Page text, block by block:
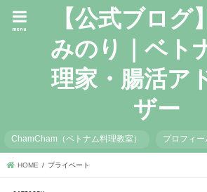
【公式ブログ
みのり｜ベト
理家・腸活ア
ザー
menu
ChamCham（ベトナム料理教室） プロフィー
HOME プライベート